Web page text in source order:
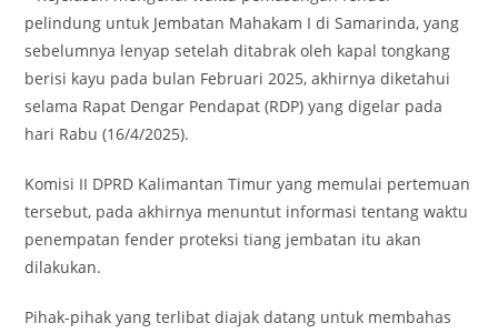
pelindung untuk Jembatan Mahakam I di Samarinda, yang
sebelumnya lenyap setelah ditabrak oleh kapal tongkang
berisi kayu pada bulan Februari 2025, akhirnya diketahui
selama Rapat Dengar Pendapat (RDP) yang digelar pada
hari Rabu (16/4/2025).
Komisi II DPRD Kalimantan Timur yang memulai pertemuan
tersebut, pada akhirnya menuntut informasi tentang waktu
penempatan fender proteksi tiang jembatan itu akan
dilakukan.
Pihak-pihak yang terlibat diajak datang untuk membahas